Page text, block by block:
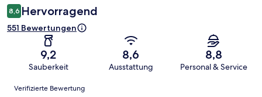
8,6 Hervorragend
551 Bewertungen
9,2
Sauberkeit
8,6
Ausstattung
8,8
Personal & Service
Bewertungen
Verifizierte Bewertung